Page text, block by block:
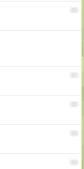
20
21
22
23
24